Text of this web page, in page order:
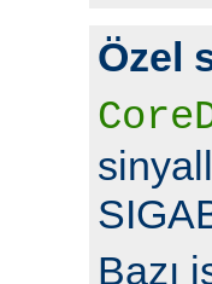
Özel
Bazı